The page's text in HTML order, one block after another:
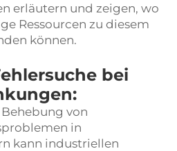
erläutern und zeigen, wo
Ressourcen zu diesem
können.
bei
von
in
kann industriellen